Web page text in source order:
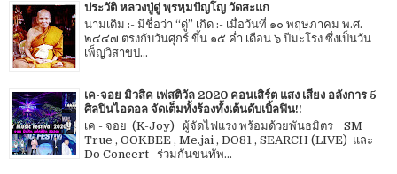
ประวัติ หลวงปู่ดู่ พฺรหฺมปัญโญ วัดสะแก
นามเดิม :- มีชื่อว่า “ดู่” เกิด :- เมื่อวันที่ ๑๐ พฤษภาคม พ.ศ.
๒๔๔๗ ตรงกับวันศุกร์ ขึ้น ๑๕ ค่ำ เดือน ๖ ปีมะโรง ซึ่งเป็นวัน
เพ็ญวิสาขป...
เค-จอย มิวสิค เฟสติวัล 2020 คอนเสิร์ต แสง เสียง อลังการ 5
ศิลปินไอดอล จัดเต็มทั้งร้องทั้งเต้นดับเบิ้ลฟิน!!
เค - จอย (K-Joy) ผู้จัดไฟแรง พร้อมด้วยพันธมิตร SM
True , OOKBEE , Me.jai , DO81 , SEARCH (LIVE) และ
Do Concert ร่วมกันขนทัพ...